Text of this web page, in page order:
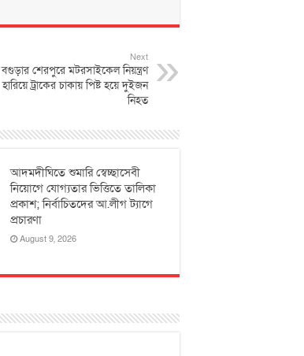
Next
বগুড়ার শেরপুরে মটরসাইকেল নিয়ন্ত্রণ
হারিয়ে ট্রাকের চাকায় পিষ্ট হয়ে দুইজন
নিহত
আদমদীঘিতে শুমারি স্বেচ্ছাসেবী
নিয়োগে যোগ্যতার ভিত্তিতে তালিকা
প্রকাশ; নির্বাচিতদের আ.লীগ ট্যাগে
প্রচারণা
August 9, 2026